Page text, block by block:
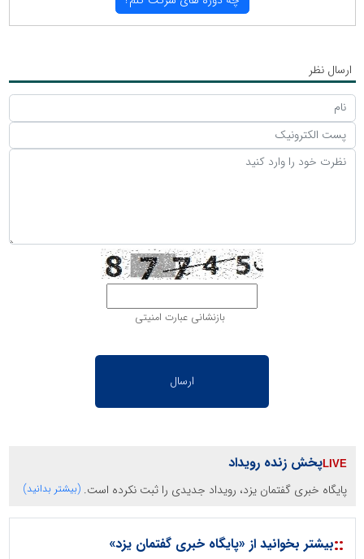
ارسال نظر
بازنشانی عبارت امنیتی
پخش زنده رویداد
پایگاه خبری گفتمان یزد، رویداد جدیدی را ثبت نکرده است. (بیشتر بدانید)
::بیشتر بخوانید از «پایگاه خبری گفتمان یزد»